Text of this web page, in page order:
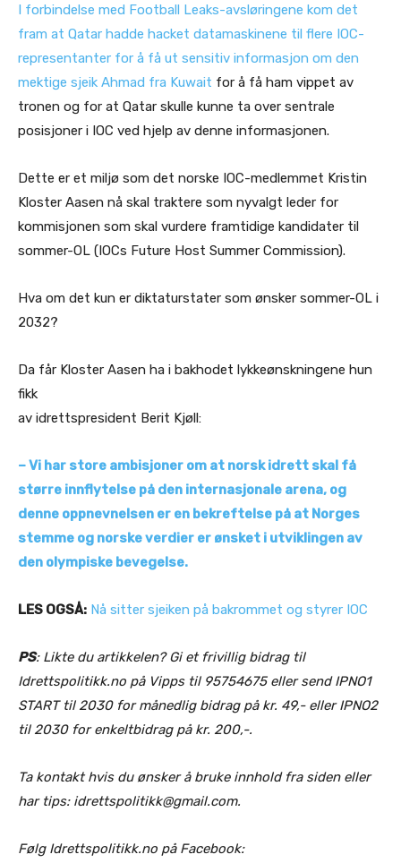
I forbindelse med Football Leaks-avsløringene kom det
fram at Qatar hadde hacket datamaskinene til flere IOC-
representanter for å få ut sensitiv informasjon om den
mektige sjeik Ahmad fra Kuwait for å få ham vippet av
tronen og for at Qatar skulle kunne ta over sentrale
posisjoner i IOC ved hjelp av denne informasjonen.
Dette er et miljø som det norske IOC-medlemmet Kristin
Kloster Aasen nå skal traktere som nyvalgt leder for
kommisjonen som skal vurdere framtidige kandidater til
sommer-OL (IOCs Future Host Summer Commission).
Hva om det kun er diktaturstater som ønsker sommer-OL i
2032?
Da får Kloster Aasen ha i bakhodet lykkeønskningene hun
fikk
av idrettspresident Berit Kjøll:
– Vi har store ambisjoner om at norsk idrett skal få
større innflytelse på den internasjonale arena, og
denne oppnevnelsen er en bekreftelse på at Norges
stemme og norske verdier er ønsket i utviklingen av
den olympiske bevegelse.
LES OGSÅ: Nå sitter sjeiken på bakrommet og styrer IOC
PS: Likte du artikkelen? Gi et frivillig bidrag til
Idrettspolitikk.no på Vipps til 95754675 eller send IPNO1
START til 2030 for månedlig bidrag på kr. 49,- eller IPNO2
til 2030 for enkeltbidrag på kr. 200,-.
Ta kontakt hvis du ønsker å bruke innhold fra siden eller
har tips: idrettspolitikk@gmail.com.
Følg Idrettspolitikk.no på Facebook: